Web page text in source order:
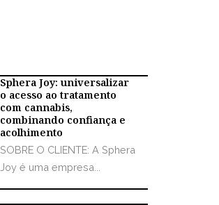
Sphera Joy: universalizar
o acesso ao tratamento
com cannabis,
combinando confiança e
acolhimento
SOBRE O CLIENTE: A Sphera
Joy é uma empresa...